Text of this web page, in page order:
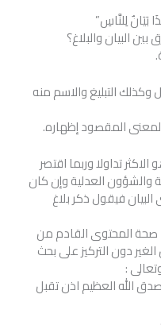
بَيَانٌ لِلنَّاسِ”
البيان والبلاغ؟
وكذلك التبليغ والاسم منه
المقصود إظهاره.
تداولا وربما اقتصر
والشؤون العدلية وإن كان
فيقول ذكر بلاغ
صحة المحتوى القادم من
دون التركيز على بحث
:
الرَّسُولِ إِلَّا الْبَلَاغُ ( المائدة ٩٩ ) صدق الله العظيم اذن تقبل